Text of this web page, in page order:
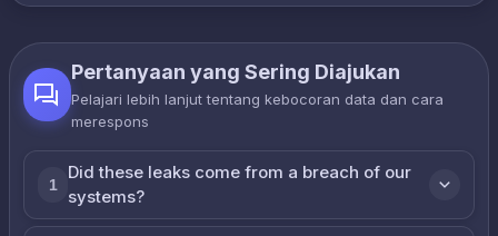
Pertanyaan yang Sering Diajukan
Pelajari lebih lanjut tentang kebocoran data dan cara
merespons
1
Did these leaks come from a breach of our
systems?